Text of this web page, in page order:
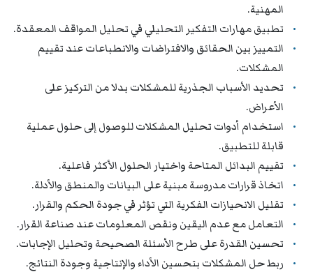
المهنية.
تطبيق مهارات التفكير التحليلي في تحليل المواقف المعقدة.
التمييز بين الحقائق والافتراضات والانطباعات عند تقييم
المشكلات.
تحديد الأسباب الجذرية للمشكلات بدلا من التركيز على
الأعراض.
استخدام أدوات تحليل المشكلات للوصول إلى حلول عملية
قابلة للتطبيق.
تقييم البدائل المتاحة واختيار الحلول الأكثر فاعلية.
اتخاذ قرارات مدروسة مبنية على البيانات والمنطق والأدلة.
تقليل الانحيازات الفكرية التي تؤثر في جودة الحكم والقرار.
التعامل مع عدم اليقين ونقص المعلومات عند صناعة القرار.
تحسين القدرة على طرح الأسئلة الصحيحة وتحليل الإجابات.
ربط حل المشكلات بتحسين الأداء والإنتاجية وجودة النتائج.